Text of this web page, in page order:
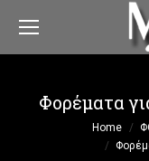
Φορέματα
Home